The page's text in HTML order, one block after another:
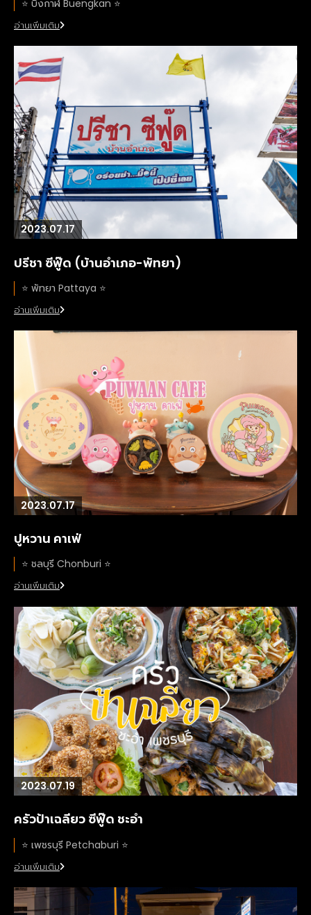
⭐️ บึงกาฬ Buengkan ⭐️
อ่านเพิ่มเติม
2023.07.17
ปรีชา ซีฟู๊ด (บ้านอำเภอ-พัทยา)
⭐️ พัทยา Pattaya ⭐️
อ่านเพิ่มเติม
2023.07.17
ปูหวาน คาเฟ่
⭐️ ชลบุรี Chonburi ⭐️
อ่านเพิ่มเติม
2023.07.19
ครัวป้าเฉลียว ซีฟู๊ด ชะอำ
⭐️ เพชรบุรี Petchaburi ⭐️
อ่านเพิ่มเติม